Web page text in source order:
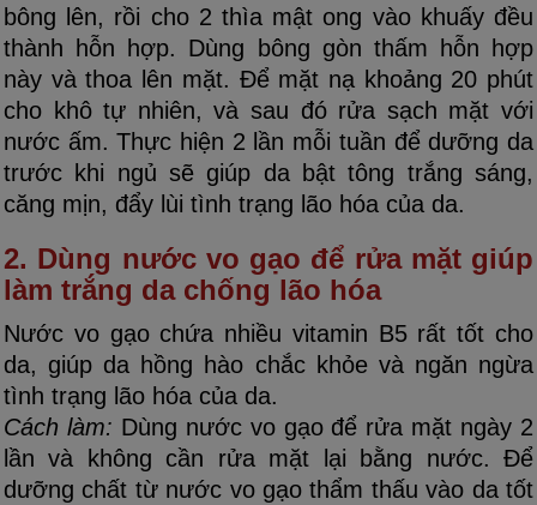
bông lên, rồi cho 2 thìa mật ong vào khuấy đều
thành hỗn hợp. Dùng bông gòn thấm hỗn hợp
này và thoa lên mặt. Để mặt nạ khoảng 20 phút
cho khô tự nhiên, và sau đó rửa sạch mặt với
nước ấm. Thực hiện 2 lần mỗi tuần để dưỡng da
trước khi ngủ sẽ giúp da bật tông trắng sáng,
căng mịn, đẩy lùi tình trạng lão hóa của da.
2. Dùng nước vo gạo để rửa mặt giúp
làm trắng da chống lão hóa
Nước vo gạo chứa nhiều vitamin B5 rất tốt cho
da, giúp da hồng hào chắc khỏe và ngăn ngừa
tình trạng lão hóa của da.
Cách làm: Dùng nước vo gạo để rửa mặt ngày 2
lần và không cần rửa mặt lại bằng nước. Để
dưỡng chất từ nước vo gạo thẩm thấu vào da tốt